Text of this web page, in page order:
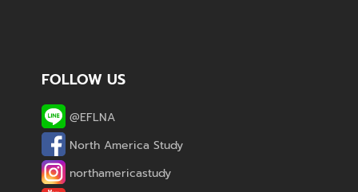
FOLLOW US
@EFLNA
North America Study
northamericastudy